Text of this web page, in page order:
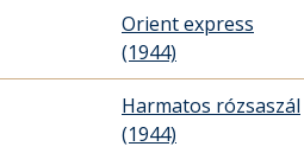
Orient express
(1944)
Harmatos rózsaszál
(1944)